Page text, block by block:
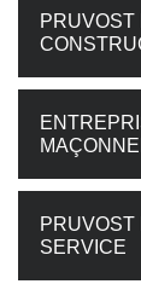
PRUVOST
PRUVOST
SERVICE